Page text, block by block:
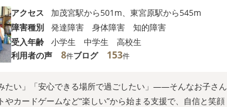
アクセス
加茂宮駅から501m、東宮原駅から545m
障害種別
発達障害 身体障害 知的障害
受入年齢
小学生 中学生 高校生
利用者の声
8件ブログ 153件
たい」「安心できる場所で過ごしたい」――そんなお子さん
カードゲームなど“楽しい”から始まる支援で、自信と笑顔